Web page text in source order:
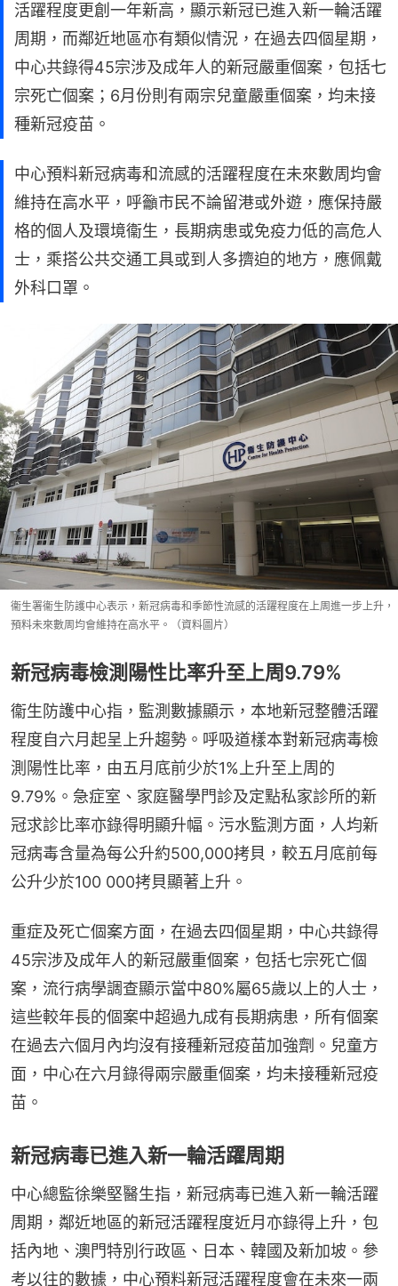
活躍程度更創一年新高，顯示新冠已進入新一輪活躍
周期，而鄰近地區亦有類似情況，在過去四個星期，
中心共錄得45宗涉及成年人的新冠嚴重個案，包括七
宗死亡個案；6月份則有兩宗兒童嚴重個案，均未接
種新冠疫苗。
中心預料新冠病毒和流感的活躍程度在未來數周均會
維持在高水平，呼籲市民不論留港或外遊，應保持嚴
格的個人及環境衞生，長期病患或免疫力低的高危人
士，乘搭公共交通工具或到人多擠迫的地方，應佩戴
外科口罩。
衞生署衞生防護中心表示，新冠病毒和季節性流感的活躍程度在上周進一步上升，
預料未來數周均會維持在高水平。（資料圖片）
新冠病毒檢測陽性比率升至上周9.79%
衞生防護中心指，監測數據顯示，本地新冠整體活躍
程度自六月起呈上升趨勢。呼吸道樣本對新冠病毒檢
測陽性比率，由五月底前少於1%上升至上周的
9.79%。急症室、家庭醫學門診及定點私家診所的新
冠求診比率亦錄得明顯升幅。污水監測方面，人均新
冠病毒含量為每公升約500,000拷貝，較五月底前每
公升少於100 000拷貝顯著上升。
重症及死亡個案方面，在過去四個星期，中心共錄得
45宗涉及成年人的新冠嚴重個案，包括七宗死亡個
案，流行病學調查顯示當中80%屬65歲以上的人士，
這些較年長的個案中超過九成有長期病患，所有個案
在過去六個月內均沒有接種新冠疫苗加強劑。兒童方
面，中心在六月錄得兩宗嚴重個案，均未接種新冠疫
苗。
新冠病毒已進入新一輪活躍周期
中心總監徐樂堅醫生指，新冠病毒已進入新一輪活躍
周期，鄰近地區的新冠活躍程度近月亦錄得上升，包
括內地、澳門特別行政區、日本、韓國及新加坡。參
考以往的數據，中心預料新冠活躍程度會在未來一兩